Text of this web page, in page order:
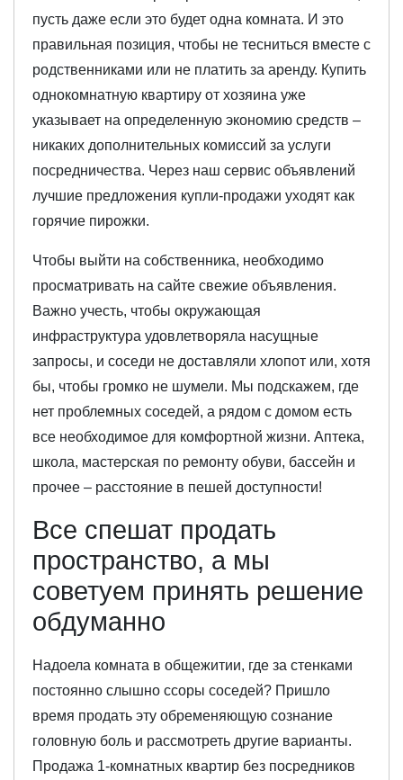
пусть даже если это будет одна комната. И это
правильная позиция, чтобы не тесниться вместе с
родственниками или не платить за аренду. Купить
однокомнатную квартиру от хозяина уже
указывает на определенную экономию средств –
никаких дополнительных комиссий за услуги
посредничества. Через наш сервис объявлений
лучшие предложения купли-продажи уходят как
горячие пирожки.
Чтобы выйти на собственника, необходимо
просматривать на сайте свежие объявления.
Важно учесть, чтобы окружающая
инфраструктура удовлетворяла насущные
запросы, и соседи не доставляли хлопот или, хотя
бы, чтобы громко не шумели. Мы подскажем, где
нет проблемных соседей, а рядом с домом есть
все необходимое для комфортной жизни. Аптека,
школа, мастерская по ремонту обуви, бассейн и
прочее – расстояние в пешей доступности!
Все спешат продать
пространство, а мы
советуем принять решение
обдуманно
Надоела комната в общежитии, где за стенками
постоянно слышно ссоры соседей? Пришло
время продать эту обременяющую сознание
головную боль и рассмотреть другие варианты.
Продажа 1-комнатных квартир без посредников